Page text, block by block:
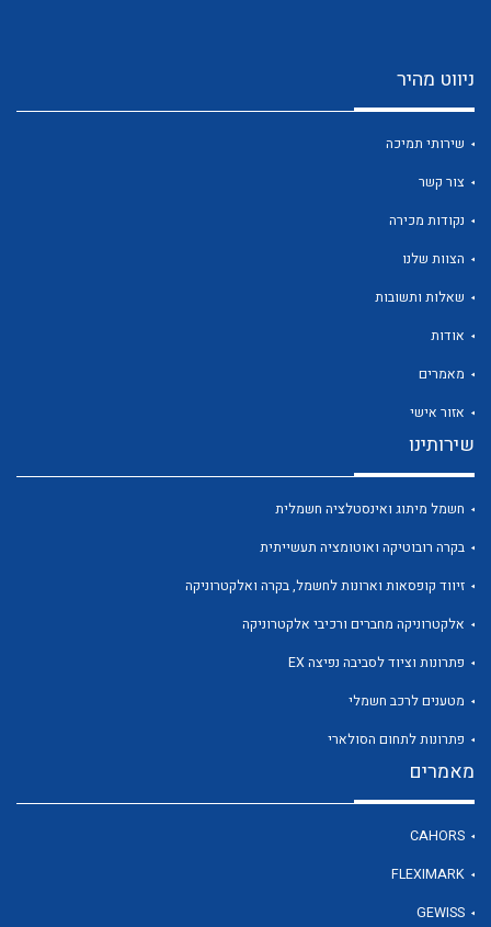
לכל מוצרי היצרן
ניווט מהיר
שירותי תמיכה
צור קשר
נקודות מכירה
הצוות שלנו
שאלות ותשובות
אודות
מאמרים
אזור אישי
שירותינו
חשמל מיתוג ואינסטלציה חשמלית
בקרה רובוטיקה ואוטומציה תעשייתית
זיווד קופסאות וארונות לחשמל, בקרה ואלקטרוניקה
אלקטרוניקה מחברים ורכיבי אלקטרוניקה
פתרונות וציוד לסביבה נפיצה EX
מטענים לרכב חשמלי
פתרונות לתחום הסולארי
מאמרים
CAHORS
FLEXIMARK
GEWISS